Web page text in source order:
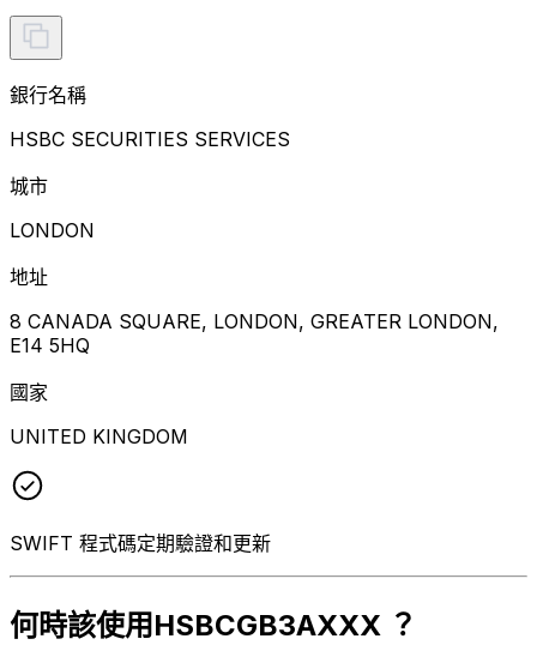
銀行名稱
HSBC SECURITIES SERVICES
城市
LONDON
地址
8 CANADA SQUARE, LONDON, GREATER LONDON,
E14 5HQ
國家
UNITED KINGDOM
SWIFT 程式碼定期驗證和更新
何時該使用HSBCGB3AXXX ？